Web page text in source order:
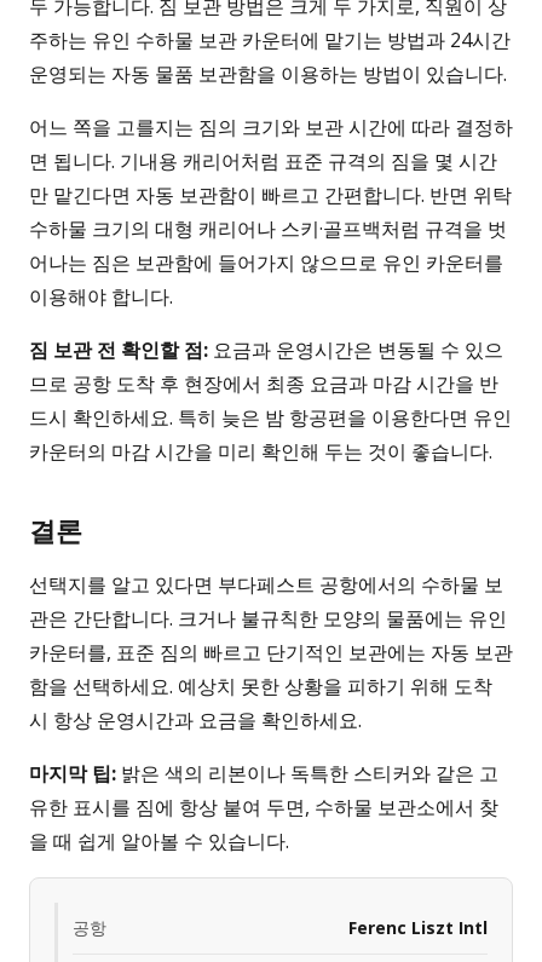
두 가능합니다. 짐 보관 방법은 크게 두 가지로, 직원이 상
주하는 유인 수하물 보관 카운터에 맡기는 방법과 24시간
운영되는 자동 물품 보관함을 이용하는 방법이 있습니다.
어느 쪽을 고를지는 짐의 크기와 보관 시간에 따라 결정하
면 됩니다. 기내용 캐리어처럼 표준 규격의 짐을 몇 시간
만 맡긴다면 자동 보관함이 빠르고 간편합니다. 반면 위탁
수하물 크기의 대형 캐리어나 스키·골프백처럼 규격을 벗
어나는 짐은 보관함에 들어가지 않으므로 유인 카운터를
이용해야 합니다.
짐 보관 전 확인할 점: 요금과 운영시간은 변동될 수 있으
므로 공항 도착 후 현장에서 최종 요금과 마감 시간을 반
드시 확인하세요. 특히 늦은 밤 항공편을 이용한다면 유인
카운터의 마감 시간을 미리 확인해 두는 것이 좋습니다.
결론
선택지를 알고 있다면 부다페스트 공항에서의 수하물 보
관은 간단합니다. 크거나 불규칙한 모양의 물품에는 유인
카운터를, 표준 짐의 빠르고 단기적인 보관에는 자동 보관
함을 선택하세요. 예상치 못한 상황을 피하기 위해 도착
시 항상 운영시간과 요금을 확인하세요.
마지막 팁: 밝은 색의 리본이나 독특한 스티커와 같은 고
유한 표시를 짐에 항상 붙여 두면, 수하물 보관소에서 찾
을 때 쉽게 알아볼 수 있습니다.
공항 Ferenc Liszt Intl